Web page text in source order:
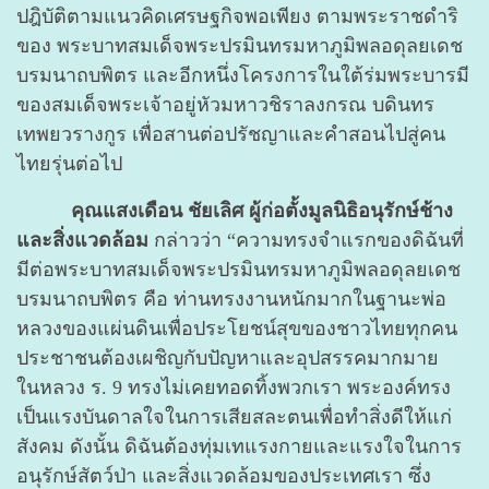
ปฎิบัติตามแนวคิดเศรษฐกิจพอเพียง ตามพระราชดำริ
ของ พระบาทสมเด็จพระปรมินทรมหาภูมิพลอดุลยเดช
บรมนาถบพิตร และอีกหนึ่งโครงการในใต้ร่มพระบารมี
ของสมเด็จพระเจ้าอยู่หัวมหาวชิราลงกรณ บดินทร
เทพยวรางกูร เพื่อสานต่อปรัชญาและคำสอนไปสู่คน
ไทยรุ่นต่อไป
คุณแสงเดือน ชัยเลิศ ผู้ก่อตั้งมูลนิธิอนุรักษ์ช้าง
และสิ่งแวดล้อม กล่าวว่า “ความทรงจำแรกของดิฉันที่
มีต่อพระบาทสมเด็จพระปรมินทรมหาภูมิพลอดุลยเดช
บรมนาถบพิตร คือ ท่านทรงงานหนักมากในฐานะพ่อ
หลวงของแผ่นดินเพื่อประโยชน์สุขของชาวไทยทุกคน
ประชาชนต้องเผชิญกับปัญหาและอุปสรรคมากมาย
ในหลวง ร. 9 ทรงไม่เคยทอดทิ้งพวกเรา พระองค์ทรง
เป็นแรงบันดาลใจในการเสียสละตนเพื่อทำสิ่งดีให้แก่
สังคม ดังนั้น ดิฉันต้องทุ่มเทแรงกายและแรงใจในการ
อนุรักษ์สัตว์ป่า และสิ่งแวดล้อมของประเทศเรา ซึ่ง